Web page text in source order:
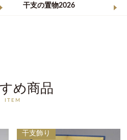
干支の置物2026
め商品
ITEM
干支飾り